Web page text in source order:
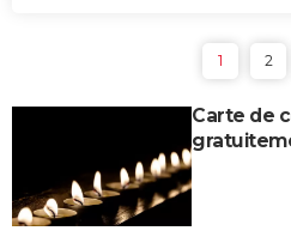
1 2
Carte de